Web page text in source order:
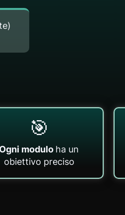
🎯
Ogni modulo ha un
obiettivo preciso